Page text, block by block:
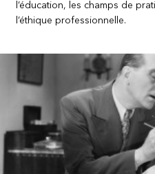
l’éducation, les champs de
l’éthique professionnelle.